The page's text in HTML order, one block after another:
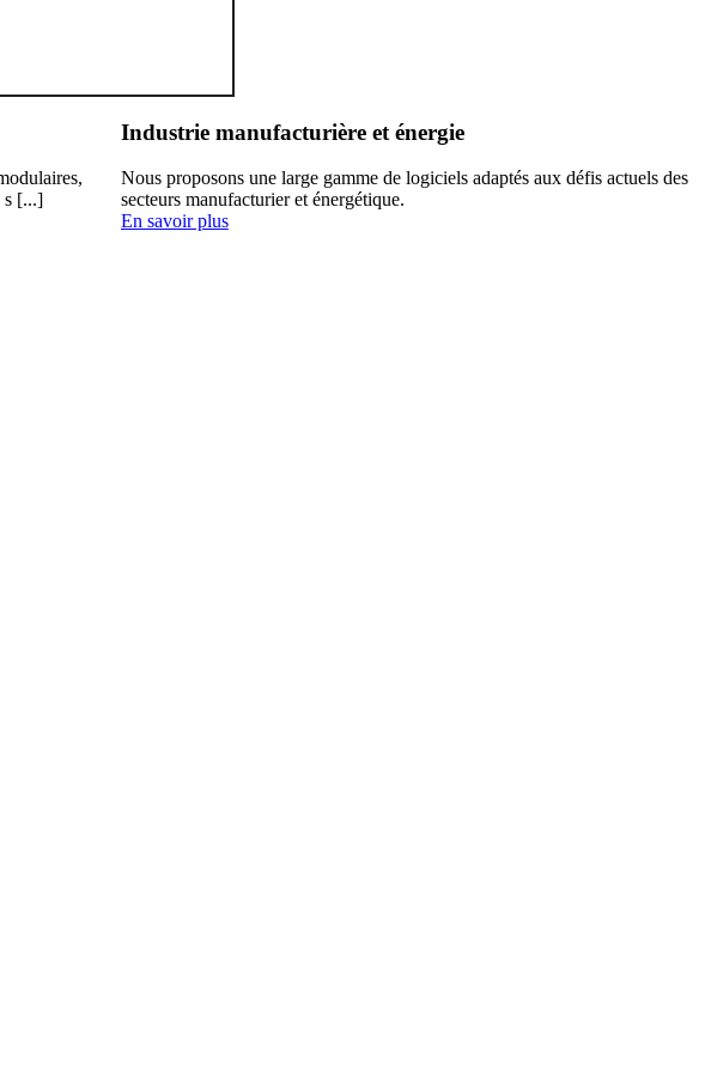
et analytics pour booster la croissance.
grâce à nos solutions de commerce unifié pilotées par
s [...]
Industrie manufacturière et énergie
Nous proposons une large gamme de logiciels adaptés aux défis actuels des
secteurs manufacturier et énergétique.
En savoir plus